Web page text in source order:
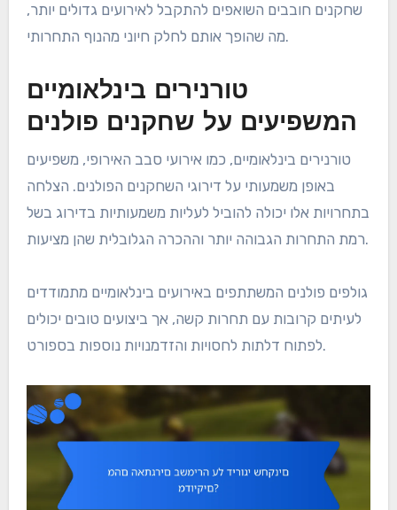
שחקנים חובבים השואפים להתקבל לאירועים גדולים יותר,
מה שהופך אותם לחלק חיוני מהנוף התחרותי.
טורנירים בינלאומיים
המשפיעים על שחקנים פולנים
טורנירים בינלאומיים, כמו אירועי סבב האירופי, משפיעים
באופן משמעותי על דירוגי השחקנים הפולנים. הצלחה
בתחרויות אלו יכולה להוביל לעליות משמעותיות בדירוג בשל
רמת התחרות הגבוהה יותר וההכרה הגלובלית שהן מציעות.
גולפים פולנים המשתתפים באירועים בינלאומיים מתמודדים
לעיתים קרובות עם תחרות קשה, אך ביצועים טובים יכולים
לפתוח דלתות לחסויות והזדמנויות נוספות בספורט.